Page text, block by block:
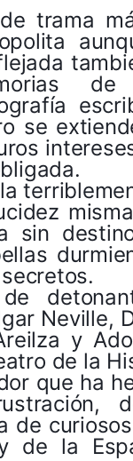
trama
de
se
sin
Neville,
y
de la
que ha
de
de la